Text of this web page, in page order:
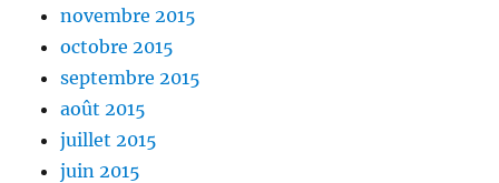
novembre 2015
octobre 2015
septembre 2015
août 2015
juillet 2015
juin 2015